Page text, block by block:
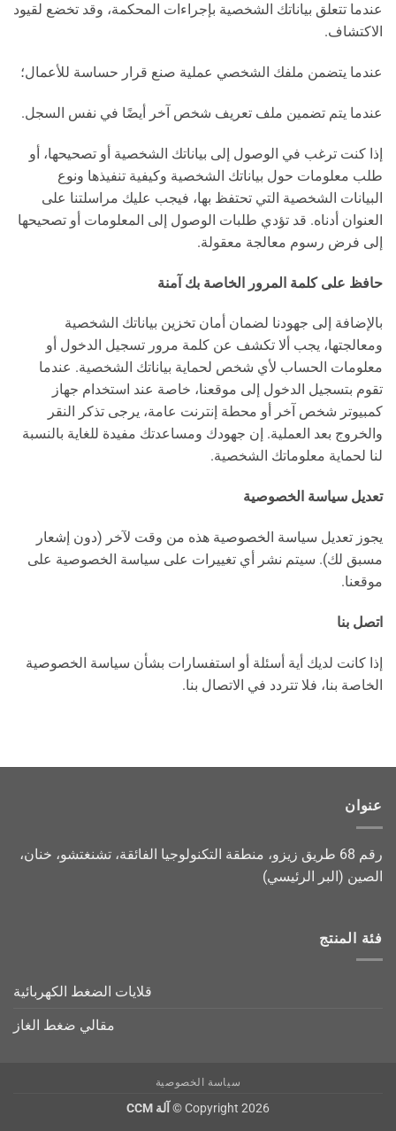
عندما تتعلق بياناتك الشخصية بإجراءات المحكمة، وقد تخضع لقيود
الاكتشاف.
عندما يتضمن ملفك الشخصي عملية صنع قرار حساسة للأعمال؛
عندما يتم تضمين ملف تعريف شخص آخر أيضًا في نفس السجل.
إذا كنت ترغب في الوصول إلى بياناتك الشخصية أو تصحيحها، أو
طلب معلومات حول بياناتك الشخصية وكيفية تنفيذها ونوع
البيانات الشخصية التي تحتفظ بها، فيجب عليك مراسلتنا على
العنوان أدناه. قد تؤدي طلبات الوصول إلى المعلومات أو تصحيحها
إلى فرض رسوم معالجة معقولة.
حافظ على كلمة المرور الخاصة بك آمنة
بالإضافة إلى جهودنا لضمان أمان تخزين بياناتك الشخصية
ومعالجتها، يجب ألا تكشف عن كلمة مرور تسجيل الدخول أو
معلومات الحساب لأي شخص لحماية بياناتك الشخصية. عندما
تقوم بتسجيل الدخول إلى موقعنا، خاصة عند استخدام جهاز
كمبيوتر شخص آخر أو محطة إنترنت عامة، يرجى تذكر النقر
والخروج بعد العملية. إن جهودك ومساعدتك مفيدة للغاية بالنسبة
لنا لحماية معلوماتك الشخصية.
تعديل سياسة الخصوصية
يجوز تعديل سياسة الخصوصية هذه من وقت لآخر (دون إشعار
مسبق لك). سيتم نشر أي تغييرات على سياسة الخصوصية على
موقعنا.
اتصل بنا
إذا كانت لديك أية أسئلة أو استفسارات بشأن سياسة الخصوصية
الخاصة بنا، فلا تتردد في الاتصال بنا.
عنوان
رقم 68 طريق زيزو، منطقة التكنولوجيا الفائقة، تشنغتشو، خنان،
الصين (البر الرئيسي)
فئة المنتج
قلايات الضغط الكهربائية
مقالي ضغط الغاز
سياسة الخصوصية
Copyright 2026 © آلة CCM